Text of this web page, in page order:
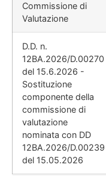
Commissione di
Valutazione
D.D. n.
12BA.2026/D.00270
del 15.6.2026 -
Sostituzione
componente della
commissione di
valutazione
nominata con DD
12BA.2026/D.00239
del 15.05.2026